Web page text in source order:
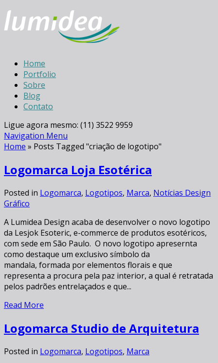
Home
Portfolio
Sobre
Blog
Contato
Ligue agora mesmo: (11) 3522 9959
Navigation Menu
Home » Posts Tagged "criação de logotipo"
Logomarca Loja Esotérica
Posted in Logomarca, Logotipos, Marca, Notícias Design
Gráfico
A Lumidea Design acaba de desenvolver o novo logotipo
da Lesjok Esoteric, e-commerce de produtos esotéricos,
com sede em São Paulo. O novo logotipo apresernta
como destaque um exclusivo símbolo da
mandala, formada por elementos florais e que
representa a procura pela paz interior, a qual é retratada
pelos padrões entrelaçados e que...
Read More
Logomarca Studio de Arquitetura
Posted in Logomarca, Logotipos, Marca